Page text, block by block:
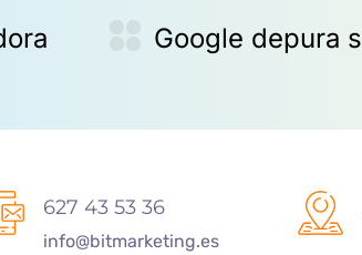
627 43 53 36
info@bitmarketing.es